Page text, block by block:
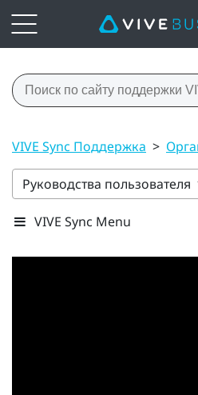
VIVE Sync Поддержка >
Руководства пользователя
VIVE Sync Menu